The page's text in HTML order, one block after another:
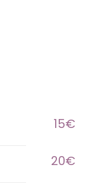
15€
20€